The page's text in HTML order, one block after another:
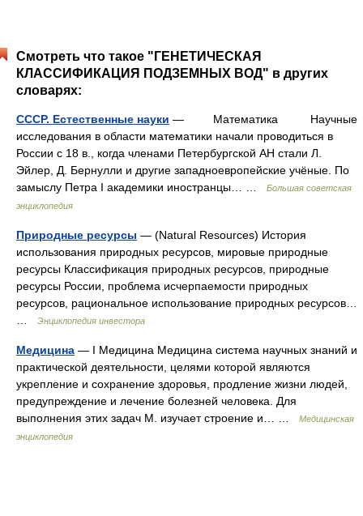
Смотреть что такое "ГЕНЕТИЧЕСКАЯ
КЛАССИФИКАЦИЯ ПОДЗЕМНЫХ ВОД" в других
словарях:
СССР. Естественные науки — Математика Научные
исследования в области математики начали проводиться в
России с 18 в., когда членами Петербургской АН стали Л.
Эйлер, Д. Бернулли и другие западноевропейские учёные. По
замыслу Петра I академики иностранцы… …
Большая советская
энциклопедия
Природные ресурсы — (Natural Resources) История
использования природных ресурсов, мировые природные
ресурсы Классификация природных ресурсов, природные
ресурсы России, проблема исчерпаемости природных
ресурсов, рациональное использование природных ресурсов…
Энциклопедия инвестора
Медицина — I Медицина Медицина система научных знаний и
практической деятельности, целями которой являются
укрепление и сохранение здоровья, продление жизни людей,
предупреждение и лечение болезней человека. Для
выполнения этих задач М. изучает строение и… …
Медицинская
энциклопедия